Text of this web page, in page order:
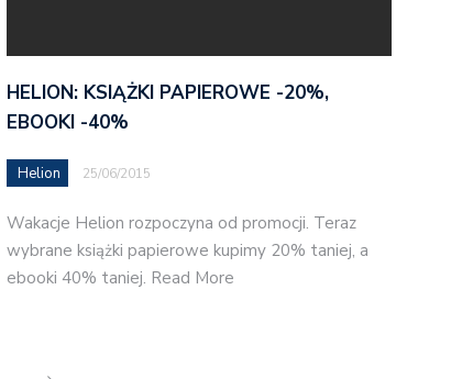
HELION: KSIĄŻKI PAPIEROWE -20%,
EBOOKI -40%
Helion 25/06/2015
Wakacje Helion rozpoczyna od promocji. Teraz
wybrane książki papierowe kupimy 20% taniej, a
ebooki 40% taniej. Read More